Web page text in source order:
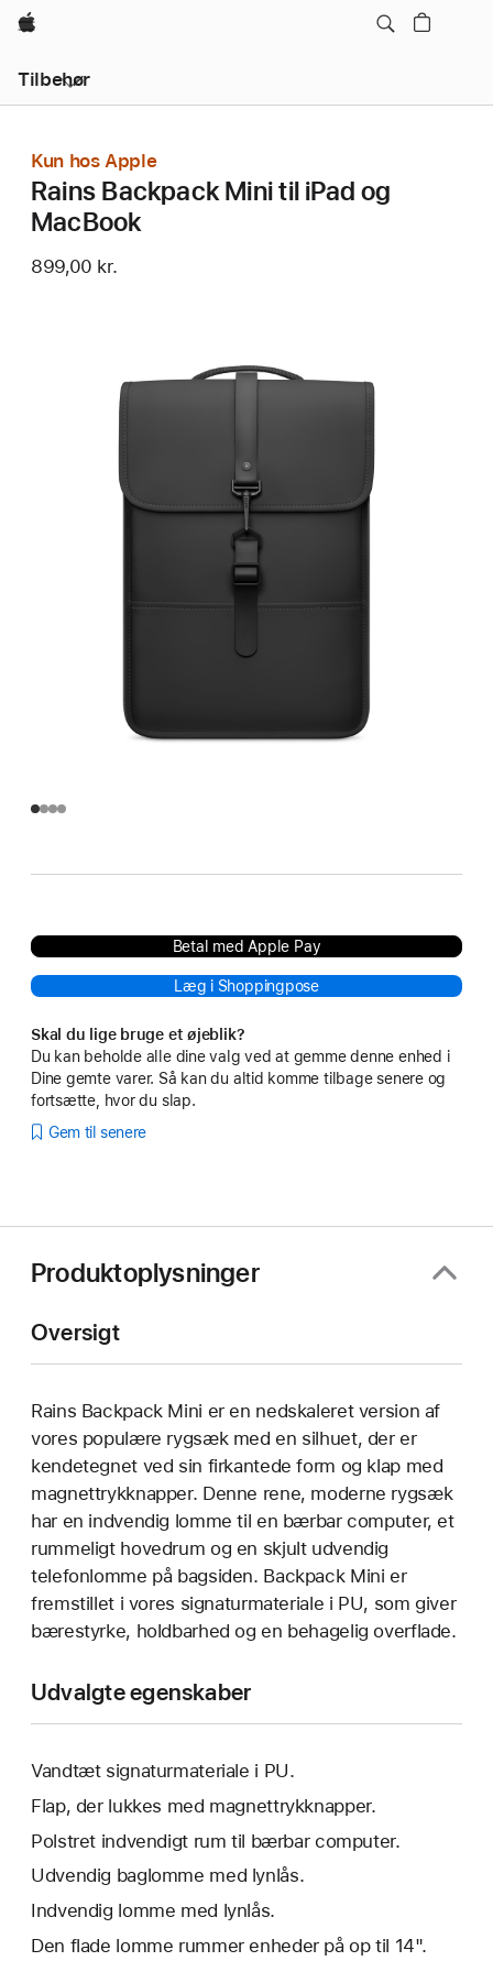
Apple
Tilbehør
navigation
–
menuKun hos Apple
Rains Backpack Mini til iPad og
MacBook
899,00 kr.
Betal med Apple Pay
Læg i Shoppingpose
Skal du lige bruge et øjeblik?
Du kan beholde alle dine valg ved at gemme denne enhed i
Dine gemte varer. Så kan du altid komme tilbage senere og
fortsætte, hvor du slap.
Gem til senere
Produktoplysninger
Oversigt
Rains Backpack Mini er en nedskaleret version af
vores populære rygsæk med en silhuet, der er
kendetegnet ved sin firkantede form og klap med
magnettrykknapper. Denne rene, moderne rygsæk
har en indvendig lomme til en bærbar computer, et
rummeligt hovedrum og en skjult udvendig
telefonlomme på bagsiden. Backpack Mini er
fremstillet i vores signaturmateriale i PU, som giver
bærestyrke, holdbarhed og en behagelig overflade.
Udvalgte egenskaber
Vandtæt signaturmateriale i PU.
Flap, der lukkes med magnettrykknapper.
Polstret indvendigt rum til bærbar computer.
Udvendig baglomme med lynlås.
Indvendig lomme med lynlås.
Den flade lomme rummer enheder på op til 14".